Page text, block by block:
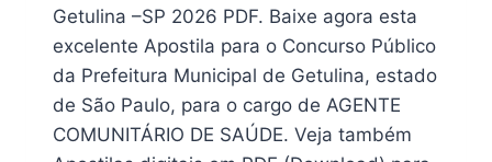
Getulina –SP 2026 PDF. Baixe agora esta
excelente Apostila para o Concurso Público
da Prefeitura Municipal de Getulina, estado
de São Paulo, para o cargo de AGENTE
COMUNITÁRIO DE SAÚDE. Veja também